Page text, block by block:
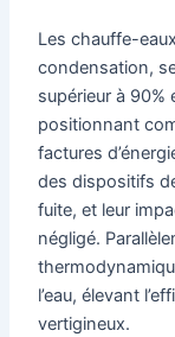
Les chauffe-
condensation,
supérieur à 90%
positionnant
factures
des dispositifs
fuite, et leur
négligé.
l’eau, élevant
vertigineux.